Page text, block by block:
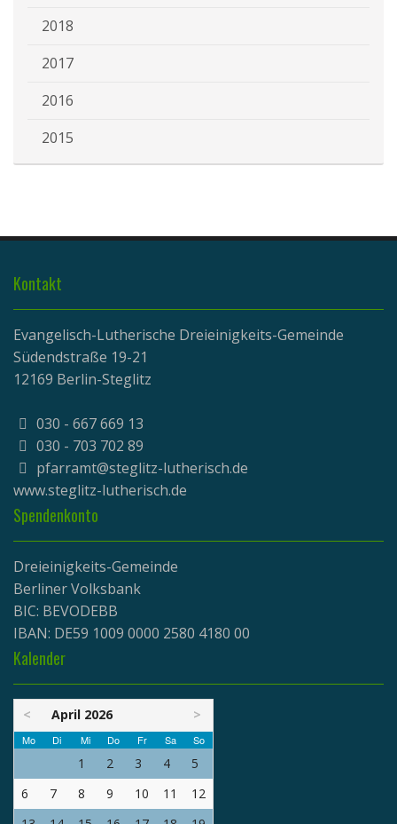
2018
2017
2016
2015
Kontakt
Evangelisch-Lutherische Dreieinigkeits-Gemeinde
Südendstraße 19-21
12169 Berlin-Steglitz
030 - 667 669 13
030 - 703 702 89
pfarramt@steglitz-lutherisch.de
www.steglitz-lutherisch.de
Spendenkonto
Dreieinigkeits-Gemeinde
Berliner Volksbank
BIC: BEVODEBB
IBAN: DE59 1009 0000 2580 4180 00
Kalender
< April 2026 >
Mo Di Mi Do Fr Sa So
1 2 3 4
5
6
7 8 9 10 11
12